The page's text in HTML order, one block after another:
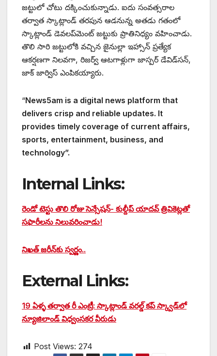
జట్టులో చోటు దక్కించుకున్నాడు. ఐదు సంవత్సరాల
తర్వాత స్కాట్లాండ్ తరపున ఆడనున్న అతడు గతంలో
స్కాట్లాండ్ డెవలప్‌మెంట్ జట్టుకు ప్రాతినిధ్యం వహించాడు.
తొలి సారి జట్టులోకి వచ్చిన జైనుల్లా ఇహ్సాన్ ప్రత్యేక
ఆకర్షణగా నిలవగా, రిజర్వ్ ఆటగాళ్లుగా జాస్పర్ డేవిడ్‌సన్,
జాక్ జార్విస్ ఎంపికయ్యారు.
“News5am is a digital news platform that
delivers crisp and reliable updates. It
provides timely coverage of current affairs,
sports, entertainment, business, and
technology”.
Internal Links:
రెండో టెస్టు తొలి రోజు సెన్సేషన్- కుల్దీప్ యాదవ్ త్రివికెట్లతో
సఫారీలను నిలువరించాడు!
నిఖత్ జరీన్‌కు స్వర్ణం..
External Links:
19 ఏళ్ళ తర్వాత రీ ఎంట్రీ: స్కాట్లాండ్ వరల్డ్ కప్ స్క్వాడ్‌లో
న్యూజిలాండ్ విధ్వంసకర వీరుడు
Post Views: 274